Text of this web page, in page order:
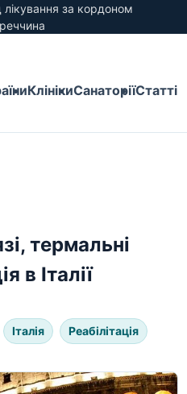
за кордоном
КлінікиСанаторіїСтатті
термальні
в Італії
Італія Реабілітація